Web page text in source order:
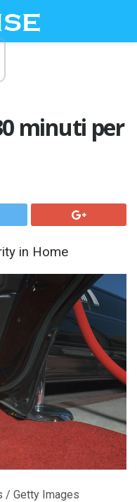
minuti per
in Home
/ Getty Images